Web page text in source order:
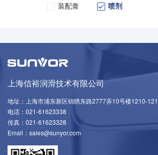
装配膏
喷剂
上海信裕润滑技术有限公司
地址：上海市浦东新区锦绣东路2777弄10号楼1210-
电话：021-61623338
传真：021-61623328
Email：sales@sunyor.com